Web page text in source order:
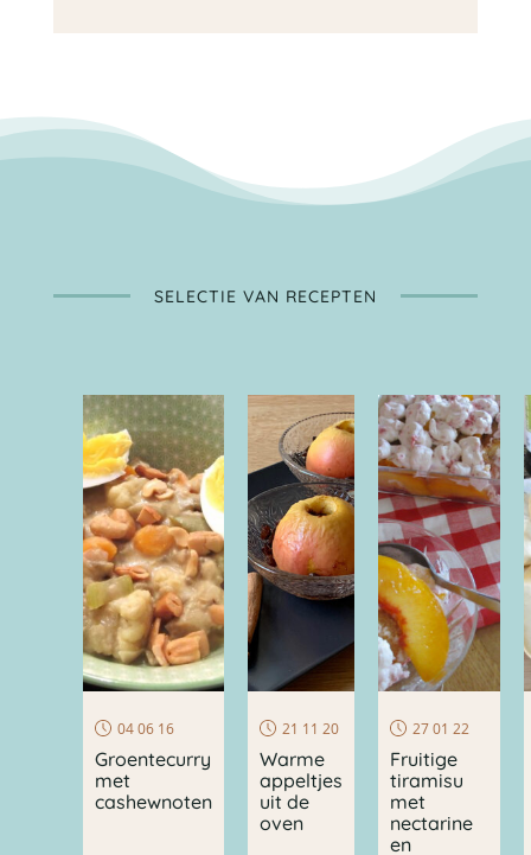
SELECTIE VAN RECEPTEN
04 06 16
Groentecurry
met
cashewnoten
21 11 20
Warme
appeltjes
uit de
oven
27 01 22
Fruitige
tiramisu
met
nectarine
en